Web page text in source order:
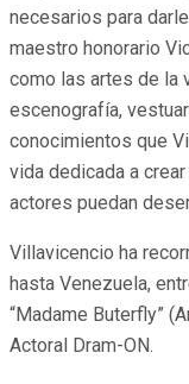
necesarios para
maestro honorario
como las artes de la
escenografía,
conocimientos que
vida dedicada a
actores puedan
Villavicencio ha
hasta Venezuela,
“Madame Buterfly”
Actoral Dram-ON.